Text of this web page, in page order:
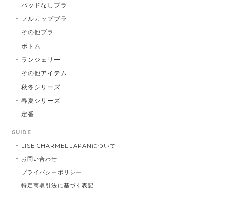
パッドなしブラ
フルカップブラ
その他ブラ
ボトム
ランジェリー
その他アイテム
秋冬シリーズ
春夏シリーズ
定番
GUIDE
LISE CHARMEL JAPANについて
お問い合わせ
プライバシーポリシー
特定商取引法に基づく表記